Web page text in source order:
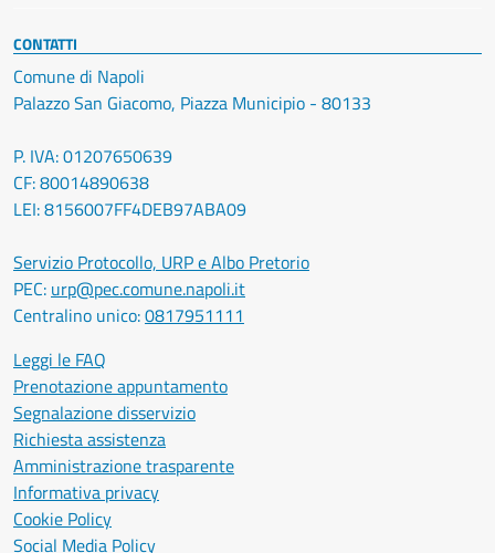
CONTATTI
Comune di Napoli
Palazzo San Giacomo, Piazza Municipio - 80133
P. IVA: 01207650639
CF: 80014890638
LEI: 8156007FF4DEB97ABA09
Servizio Protocollo, URP e Albo Pretorio
PEC: urp@pec.comune.napoli.it
Centralino unico:0817951111
Leggi le FAQ
Prenotazione appuntamento
Segnalazione disservizio
Richiesta assistenza
Amministrazione trasparente
Informativa privacy
Cookie Policy
Social Media Policy